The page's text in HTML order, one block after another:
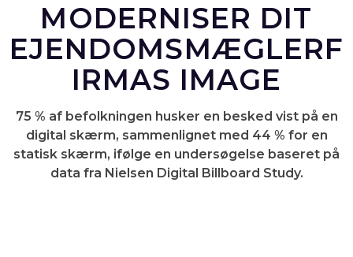
MODERNISER DIT
EJENDOMSMÆGLERF
IRMAS IMAGE
75 % af befolkningen husker en besked vist på en
digital skærm, sammenlignet med 44 % for en
statisk skærm, ifølge en undersøgelse baseret på
data fra Nielsen Digital Billboard Study.